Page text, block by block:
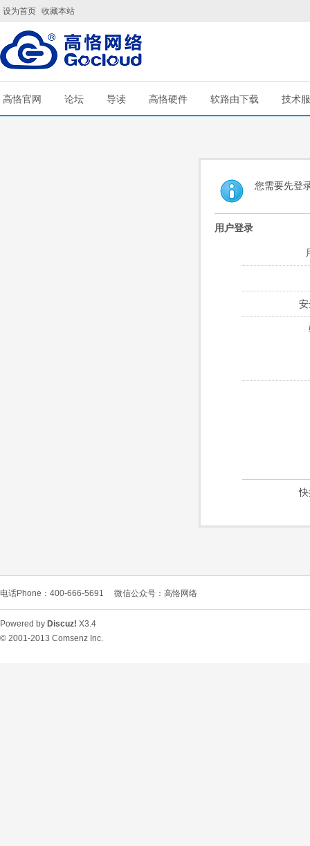
设为首页 收藏本站
高恪官网 论坛 导读 高恪硬件 软路由下载 技术
您需要先登
用户登录
电话Phone：400-666-5691 微信公众号：高恪网络
Powered by Discuz! X3.4
© 2001-2013 Comsenz Inc.